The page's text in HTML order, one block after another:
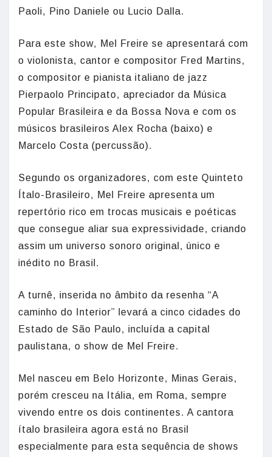
Paoli, Pino Daniele ou Lucio Dalla.
Para este show, Mel Freire se apresentará com
o violonista, cantor e compositor Fred Martins,
o compositor e pianista italiano de jazz
Pierpaolo Principato, apreciador da Música
Popular Brasileira e da Bossa Nova e com os
músicos brasileiros Alex Rocha (baixo) e
Marcelo Costa (percussão).
Segundo os organizadores, com este Quinteto
Ítalo-Brasileiro, Mel Freire apresenta um
repertório rico em trocas musicais e poéticas
que consegue aliar sua expressividade, criando
assim um universo sonoro original, único e
inédito no Brasil.
A turnê, inserida no âmbito da resenha “A
caminho do Interior” levará a cinco cidades do
Estado de São Paulo, incluída a capital
paulistana, o show de Mel Freire.
Mel nasceu em Belo Horizonte, Minas Gerais,
porém cresceu na Itália, em Roma, sempre
vivendo entre os dois continentes. A cantora
ítalo brasileira agora está no Brasil
especialmente para esta sequência de shows